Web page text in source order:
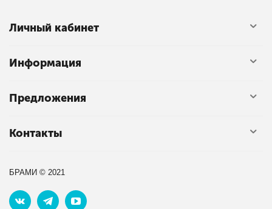
Личный кабинет
Информация
Предложения
Контакты
БРАМИ © 2021